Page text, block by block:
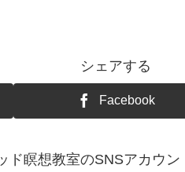
シェアする
Facebook
ド瞑想教室のSNSアカウン